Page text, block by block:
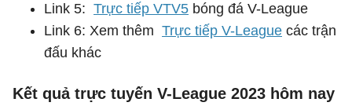
Link 5: Trực tiếp VTV5 bóng đá V-League
Link 6: Xem thêm Trực tiếp V-League các trận
đấu khác
Kết quả trực tuyến V-League 2023 hôm nay